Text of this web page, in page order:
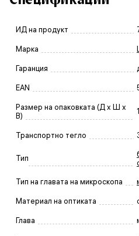
ИД на продукт
Марка
Гаранция
EAN
Размер на опаковката (Д x Ш x
В)
Транспортно тегло
Тип
Тип на главата на микроскопа
Материал на оптиката
Глава